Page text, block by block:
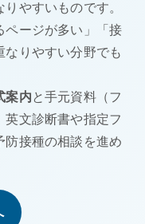
やすいものです。
ページが多い」「接
りやすい分野でも
案内と手元資料（フ
英文診断書や指定フ
防接種の相談を進め